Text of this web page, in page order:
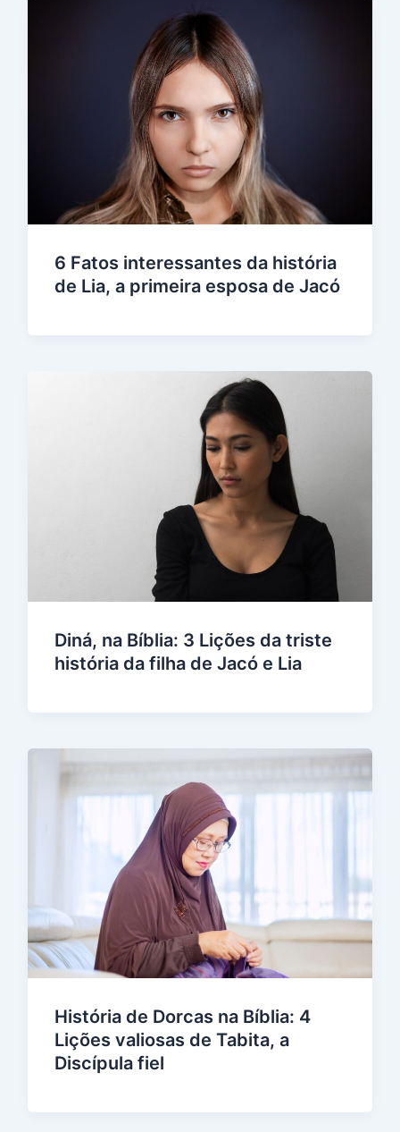
6 Fatos interessantes da história
de Lia, a primeira esposa de Jacó
Diná, na Bíblia: 3 Lições da triste
história da filha de Jacó e Lia
História de Dorcas na Bíblia: 4
Lições valiosas de Tabita, a
Discípula fiel